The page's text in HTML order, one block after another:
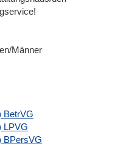
Männer
BetrVG
LPVG
BPersVG